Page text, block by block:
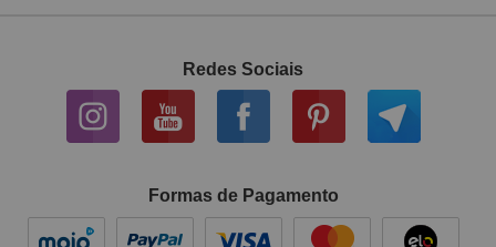
Redes Sociais
Formas de Pagamento